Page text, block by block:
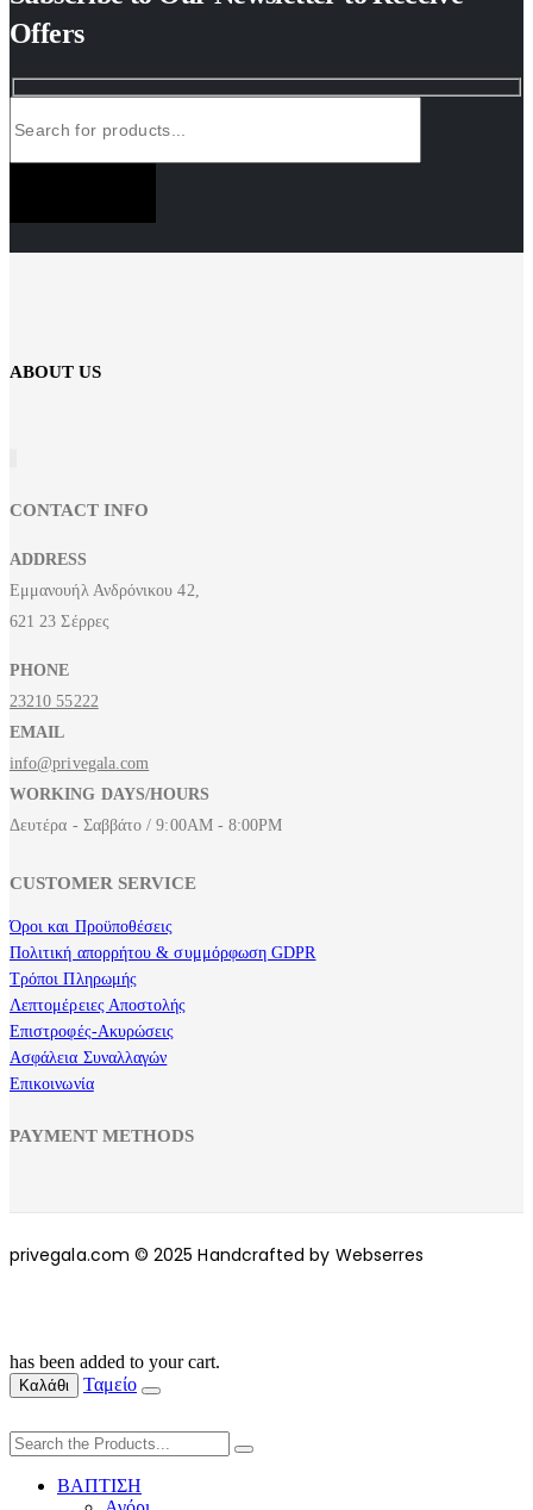
Offers
ABOUT US
CONTACT INFO
ADDRESS
Εμμανουήλ Ανδρόνικου 42,
621 23 Σέρρες
PHONE
23210 55222
EMAIL
info@privegala.com
WORKING DAYS/HOURS
Δευτέρα - Σαββάτο / 9:00AM - 8:00PM
CUSTOMER SERVICE
Όροι και Προϋποθέσεις
Πολιτική απορρήτου & συμμόρφωση GDPR
Τρόποι Πληρωμής
Λεπτομέρειες Αποστολής
Επιστροφές-Ακυρώσεις
Ασφάλεια Συναλλαγών
Επικοινωνία
PAYMENT METHODS
privegala.com © 2025 Handcrafted by Webserres
has been added to your cart.
Καλάθι Ταμείο
ΒΑΠΤΙΣΗ